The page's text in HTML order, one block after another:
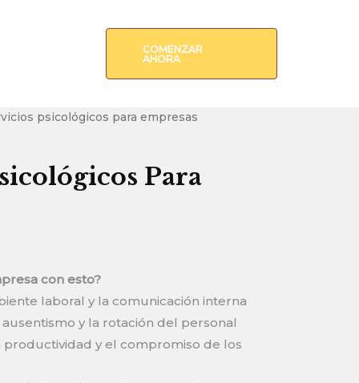
COMENZAR
AHORA
psicológicos para empresas
Para
con esto?
laboral y la comunicación interna
y la rotación del personal
y el compromiso de los